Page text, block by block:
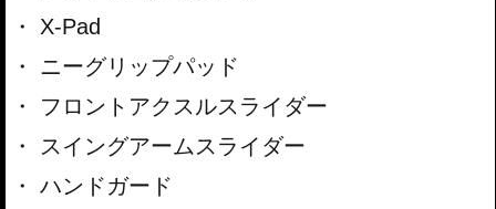
X-Pad
ニーグリップパッド
フロントアクスルスライダー
スイングアームスライダー
ハンドガード